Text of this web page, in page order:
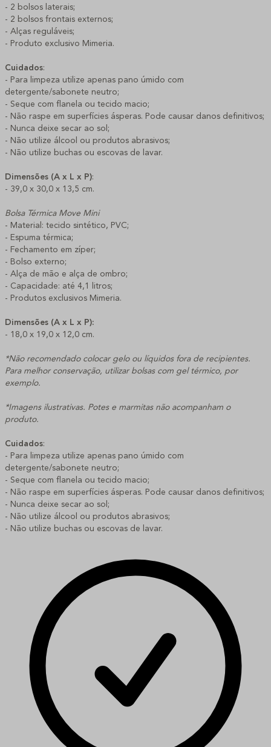
- 2 bolsos laterais;
- 2 bolsos frontais externos;
- Alças reguláveis;
- Produto exclusivo Mimeria.
Cuidados:
- Para limpeza utilize apenas pano úmido com
detergente/sabonete neutro;
- Seque com flanela ou tecido macio;
- Não raspe em superfícies ásperas. Pode causar danos definitivos;
- Nunca deixe secar ao sol;
- Não utilize álcool ou produtos abrasivos;
- Não utilize buchas ou escovas de lavar.
Dimensões (A x L x P):
- 39,0 x 30,0 x 13,5 cm.
Bolsa Térmica Move Mini
- Material: tecido sintético, PVC;
- Espuma térmica;
- Fechamento em zíper;
- Bolso externo;
- Alça de mão e alça de ombro;
- Capacidade: até 4,1 litros;
- Produtos exclusivos Mimeria.
Dimensões (A x L x P):
- 18,0 x 19,0 x 12,0 cm.
*Não recomendado colocar gelo ou líquidos fora de recipientes.
Para melhor conservação, utilizar bolsas com gel térmico, por
exemplo.
*Imagens ilustrativas. Potes e marmitas não acompanham o
produto.
Cuidados:
- Para limpeza utilize apenas pano úmido com
detergente/sabonete neutro;
- Seque com flanela ou tecido macio;
- Não raspe em superfícies ásperas. Pode causar danos definitivos;
- Nunca deixe secar ao sol;
- Não utilize álcool ou produtos abrasivos;
- Não utilize buchas ou escovas de lavar.